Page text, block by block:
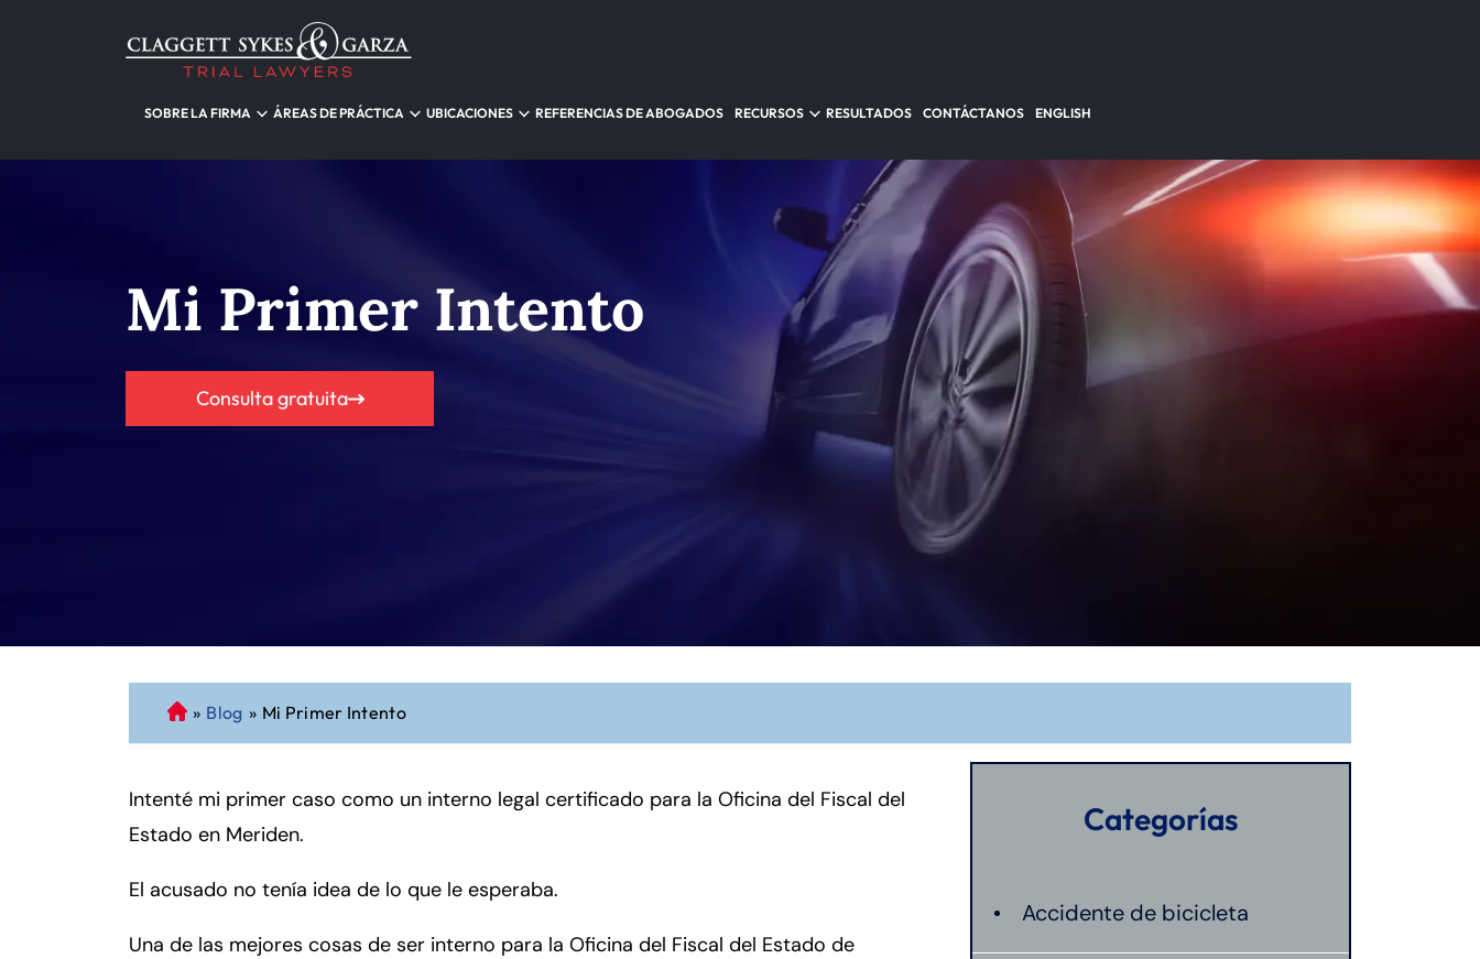
SOBRE LA FIRMA ÁREAS DE PRÁCTICA UBICACIONES REFERENCIAS DE ABOGADOS RECURSOS RESULTADOS CONTÁCTANOS ENGLISH
Mi Primer Intento
Consulta gratuita
A
b
g
a
e
» Blog » Mi Primer Intento
Intenté mi primer caso como un interno legal certificado para la Oficina del Fiscal del
Estado en Meriden.
El acusado no tenía idea de lo que le esperaba.
Una de las mejores cosas de ser interno para la Oficina del Fiscal del Estado de
Categorías
Accidente de bicicleta